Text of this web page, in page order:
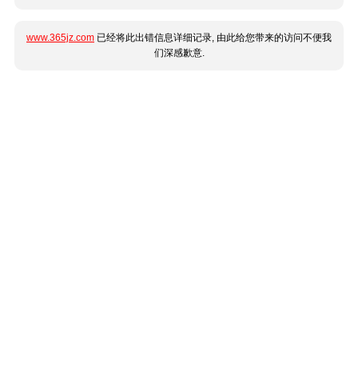
www.365jz.com 已经将此出错信息详细记录, 由此给您带来的访问不便我
们深感歉意.